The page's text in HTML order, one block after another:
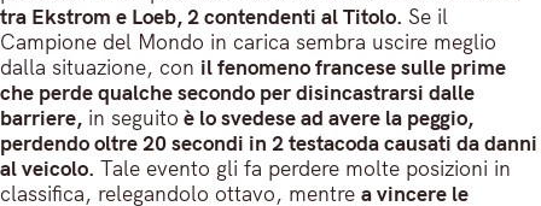
tra Ekstrom e Loeb, 2 contendenti al Titolo. Se il
Campione del Mondo in carica sembra uscire meglio
dalla situazione, con il fenomeno francese sulle prime
che perde qualche secondo per disincastrarsi dalle
barriere, in seguito è lo svedese ad avere la peggio,
perdendo oltre 20 secondi in 2 testacoda causati da danni
al veicolo. Tale evento gli fa perdere molte posizioni in
classifica, relegandolo ottavo, mentre a vincere le